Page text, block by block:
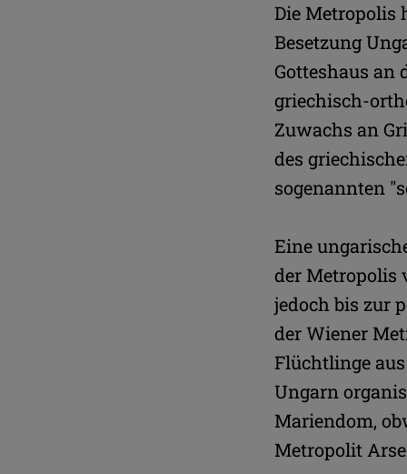
Die Metropolis
Besetzung
Gotteshaus an
griechisch-
Zuwachs an
des
sogenannten
Eine
der Metropolis
jedoch bis zur
der Wiener
Flüchtlinge
Ungarn
Mariendom,
Metropolit